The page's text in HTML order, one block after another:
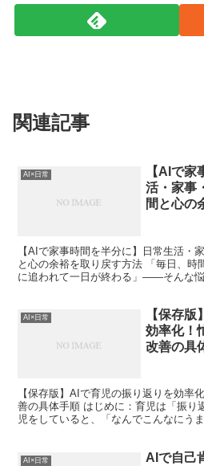
関連記事
AI×日常
【AIで
活・家事
間と心の
【AIで家事時間を半分に】日常生活・
と心の余裕を取り戻す方法 「毎日、時
に追われて一日が終わる」——そんな悩
AI×日常
【保存
効率化！
改善の具
【保存版】AIで育児の振り返りを効率
善の具体手順 はじめに：育児は「振り
児をしていると、「なんでこんなにう
AI×日常
AIで自己